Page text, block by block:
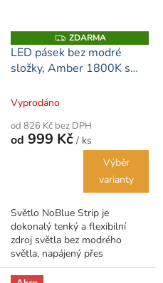
Z
D
A
R
ZDARMA
LED pásek bez modré
složky, Amber 1800K s
Vyprodáno
od 826 Kč bez DPH
od 999 Kč / ks
Výběr
varianty
Světlo NoBlue Strip je
dokonalý tenký a flexibilní
zdroj světla bez modrého
světla, napájený přes
standardní USB port a